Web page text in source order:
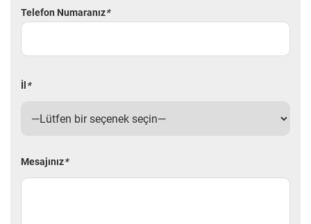
Telefon Numaranız*
İl *
Mesajınız*